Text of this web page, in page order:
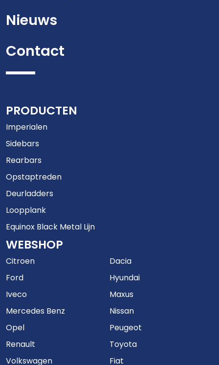
Nieuws
Contact
PRODUCTEN
Imperialen
Sidebars
Rearbars
Opstaptreden
Deurladders
Loopplank
Equinox Black Metal Lijn
WEBSHOP
Citroen
Dacia
Ford
Hyundai
Iveco
Maxus
Mercedes Benz
Nissan
Opel
Peugeot
Renault
Toyota
Volkswagen
Fiat